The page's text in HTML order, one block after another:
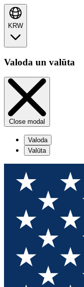
KRW
Valoda un valūta
Close modal
Valoda
Valūta